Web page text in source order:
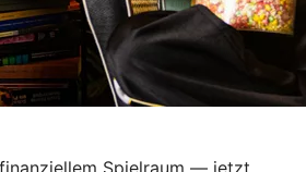
Spielraum — jetzt